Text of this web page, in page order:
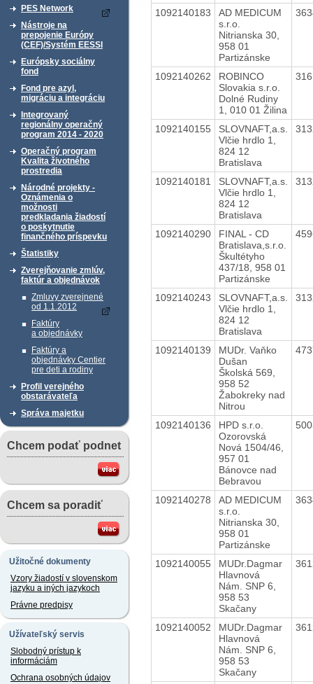
PES Network
Nástroje na
prepojenie Európy
(CEF)/Systém EESSI
Európsky sociálny
fond
Fond pre azyl,
migráciu a integráciu
Integrovaný
regionálny operačný
program 2014 - 2020
Operačný program
Kvalita životného
prostredia
Národné projekty -
Oznámenia o
možnosti
predkladania žiadostí
o poskytnutie
finančného príspevku
Štatistiky
Zverejňovanie zmlúv,
faktúr a objednávok
Zmluvy zverejnené
od 1.1.2012
Faktúry
a objednávky
Faktúry a
objednávky Centier
pre deti a rodiny
Profil verejného
obstarávateľa
Správa majetku
Chcem podať podnet
Chcem sa poradiť
Užitočné dokumenty
Vzory žiadostí v slovenskom
jazyku a iných jazykoch
Právne predpisy
Užívateľský servis
Slobodný prístup k
informáciám
Ochrana osobných údajov
1092140183
AD MEDICUM
s.r.o.
Nitrianska 30,
958 01
Partizánske
1092140262
ROBINCO
Slovakia s.r.o.
Dolné Rudiny
1, 010 01 Žilina
1092140155
SLOVNAFT,a.s.
Vlčie hrdlo 1,
824 12
Bratislava
1092140181
SLOVNAFT,a.s.
Vlčie hrdlo 1,
824 12
Bratislava
1092140290
FINAL - CD
Bratislava,s.r.o.
Škultétyho
437/18, 958 01
Partizánske
1092140243
SLOVNAFT,a.s.
Vlčie hrdlo 1,
824 12
Bratislava
1092140139
MUDr. Vaňko
Dušan
Školská 569,
958 52
Žabokreky nad
Nitrou
1092140136
HPD s.r.o.
Ozorovská
Nová 1504/46,
957 01
Bánovce nad
Bebravou
1092140278
AD MEDICUM
s.r.o.
Nitrianska 30,
958 01
Partizánske
1092140055
MUDr.Dagmar
Hlavnová
Nám. SNP 6,
958 53
Skačany
1092140052
MUDr.Dagmar
Hlavnová
Nám. SNP 6,
958 53
Skačany